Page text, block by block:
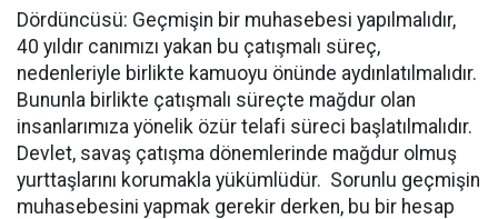
Dördüncüsü: Geçmişin bir muhasebesi yapılmalıdır,
40 yıldır canımızı yakan bu çatışmalı süreç,
nedenleriyle birlikte kamuoyu önünde aydınlatılmalıdır.
Bununla birlikte çatışmalı süreçte mağdur olan
insanlarımıza yönelik özür telafi süreci başlatılmalıdır.
Devlet, savaş çatışma dönemlerinde mağdur olmuş
yurttaşlarını korumakla yükümlüdür. Sorunlu geçmişin
muhasebesini yapmak gerekir derken, bu bir hesap